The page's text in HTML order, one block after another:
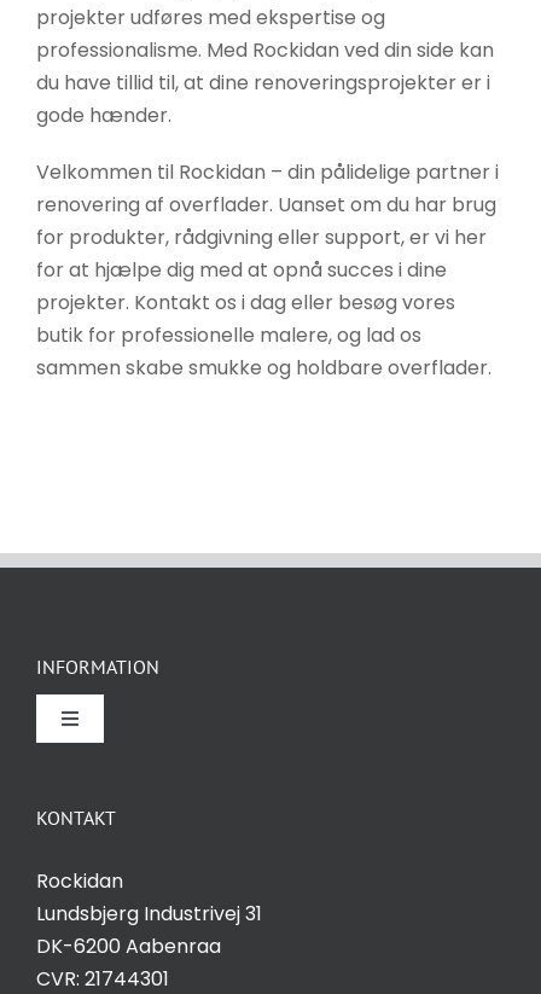
projekter udføres med ekspertise og
professionalisme. Med Rockidan ved din side kan
du have tillid til, at dine renoveringsprojekter er i
gode hænder.
Velkommen til Rockidan – din pålidelige partner i
renovering af overflader. Uanset om du har brug
for produkter, rådgivning eller support, er vi her
for at hjælpe dig med at opnå succes i dine
projekter. Kontakt os i dag eller besøg vores
butik for professionelle malere, og lad os
sammen skabe smukke og holdbare overflader.
KONTAKT
Rockidan
Lundsbjerg Industrivej 31
DK-6200 Aabenraa
CVR: 21744301
INFORMATION
Toggle
Salgs- og leveringsbetingelser